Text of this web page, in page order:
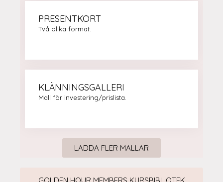
PRESENTKORT
Två olika format.
KLÄNNINGSGALLERI
Mall för investering/prislista.
LADDA FLER MALLAR